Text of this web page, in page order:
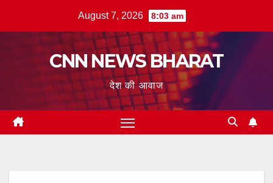
August 7, 2026 8:03 am
CNN NEWS BHARAT
देश की आवाज